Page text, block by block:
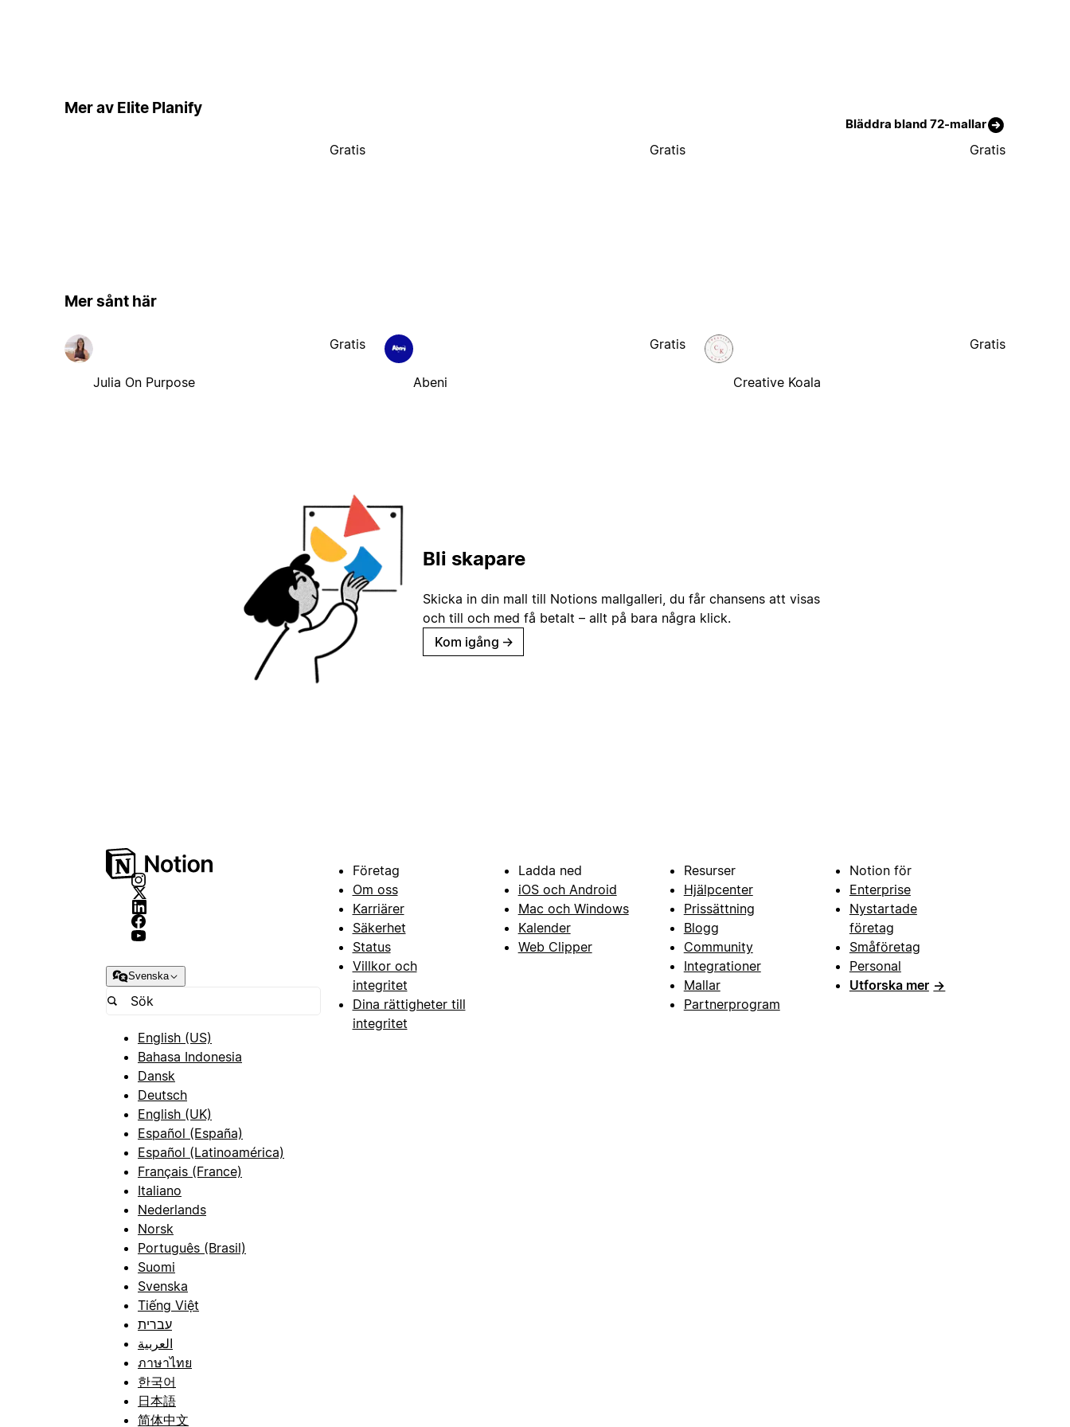
Mer av Elite Planify
Bläddra bland 72-mallar
Gratis Gratis Gratis
Mer sånt här
Julia On Purpose
Gratis
Abeni
Gratis
Creative Koala
Gratis
Bli skapare
Skicka in din mall till Notions mallgalleri, du får chansens att visas
och till och med få betalt – allt på bara några klick.
Kom igång →
Svenska
English (US)
Bahasa Indonesia
Dansk
Deutsch
English (UK)
Español (España)
Español (Latinoamérica)
Français (France)
Italiano
Nederlands
Norsk
Português (Brasil)
Suomi
Svenska
Tiếng Việt
עברית
العربية
ภาษาไทย
한국어
日本語
简体中文
Företag
Om oss
Karriärer
Säkerhet
Status
Villkor och
integritet
Dina rättigheter till
integritet
Ladda ned
iOS och Android
Mac och Windows
Kalender
Web Clipper
Resurser
Hjälpcenter
Prissättning
Blogg
Community
Integrationer
Mallar
Partnerprogram
Notion för
Enterprise
Nystartade
företag
Småföretag
Personal
Utforska mer →